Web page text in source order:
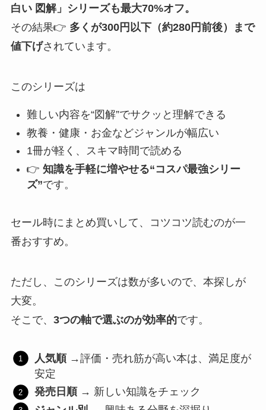
白い 図解」シリーズも最大70%オフ。
その結果👉 多くが300円以下（約280円前後）まで
値下げされています。
このシリーズは
難しい内容を“図解”でサクッと理解できる
教養・健康・お金などジャンルが幅広い
1冊が軽く、スキマ時間で読める
👉 知識を手軽に増やせる“コスパ最強シリー
ズ”です。
セール時にまとめ買いして、コツコツ読むのが一
番おすすめ。
ただし、このシリーズは数が多いので、本探しが
大変。
そこで、 3つの軸で選ぶのが効率的です。
人気順 →評価・売れ筋が高い本は、満足度が
安定
発売日順 → 新しい知識をチェック